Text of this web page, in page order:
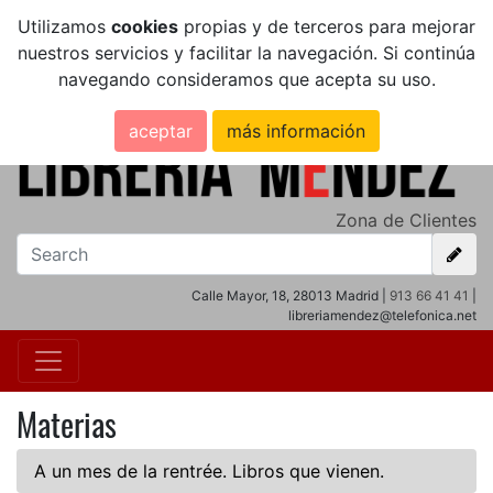
Utilizamos cookies propias y de terceros para mejorar
nuestros servicios y facilitar la navegación. Si continúa
navegando consideramos que acepta su uso.
aceptar más información
Zona de Clientes
Calle Mayor, 18, 28013 Madrid | 913 66 41 41
libreriamendez@telefonica.net
Materias
A un mes de la rentrée. Libros que vienen.